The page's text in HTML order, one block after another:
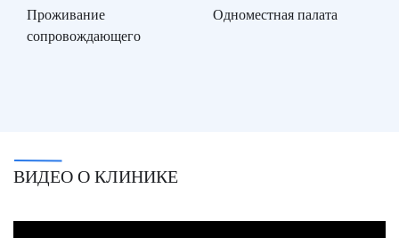
Проживание
сопровождающего
Одноместная палата
ВИДЕО О КЛИНИКЕ